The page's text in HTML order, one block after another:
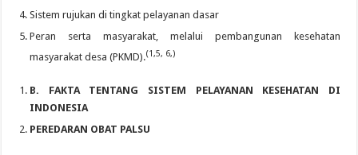
Sistem rujukan di tingkat pelayanan dasar
Peran serta masyarakat, melalui pembangunan kesehatan
masyarakat desa (PKMD).(1,5, 6,)
B. FAKTA TENTANG SISTEM PELAYANAN KESEHATAN DI
INDONESIA
PEREDARAN OBAT PALSU